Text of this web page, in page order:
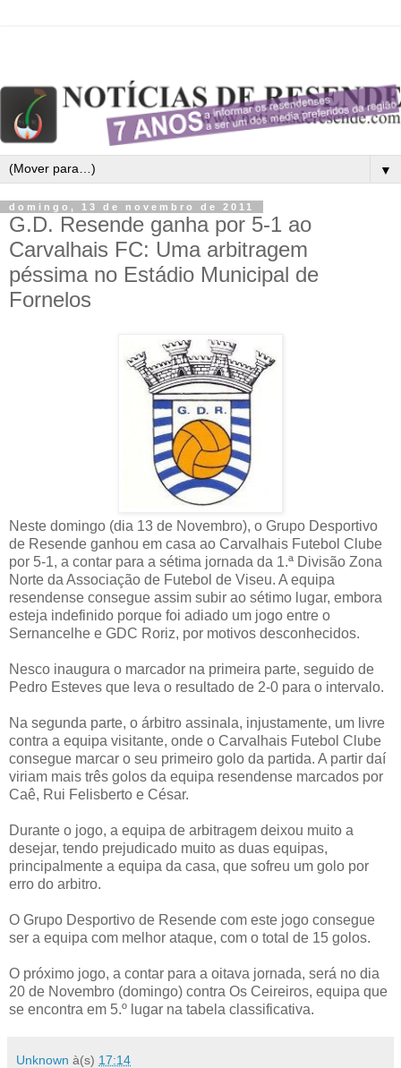
▼
domingo, 13 de novembro de 2011
G.D. Resende ganha por 5-1 ao
Carvalhais FC: Uma arbitragem
péssima no Estádio Municipal de
Fornelos
Neste domingo (dia 13 de Novembro), o Grupo Desportivo
de Resende ganhou em casa ao Carvalhais Futebol Clube
por 5-1, a contar para a sétima jornada da 1.ª Divisão Zona
Norte da Associação de Futebol de Viseu. A equipa
resendense consegue assim subir ao sétimo lugar, embora
esteja indefinido porque foi adiado um jogo entre o
Sernancelhe e GDC Roriz, por motivos desconhecidos.
Nesco inaugura o marcador na primeira parte, seguido de
Pedro Esteves que leva o resultado de 2-0 para o intervalo.
Na segunda parte, o árbitro assinala, injustamente, um livre
contra a equipa visitante, onde o Carvalhais Futebol Clube
consegue marcar o seu primeiro golo da partida. A partir daí
viriam mais três golos da equipa resendense marcados por
Caê, Rui Felisberto e César.
Durante o jogo, a equipa de arbitragem deixou muito a
desejar, tendo prejudicado muito as duas equipas,
principalmente a equipa da casa, que sofreu um golo por
erro do arbitro.
O Grupo Desportivo de Resende com este jogo consegue
ser a equipa com melhor ataque, com o total de 15 golos.
O próximo jogo, a contar para a oitava jornada, será no dia
20 de Novembro (domingo) contra Os Ceireiros, equipa que
se encontra em 5.º lugar na tabela classificativa.
Unknown à(s) 17:14